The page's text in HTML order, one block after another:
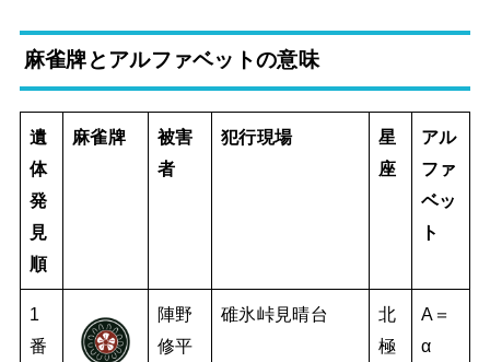
麻雀牌とアルファベットの意味
遺
体
発
見
順
麻雀牌
被害
者
犯行現場
星
座
アル
ファ
ベッ
ト
1
番
陣野
修平
碓氷峠見晴台
北
極
A＝
α